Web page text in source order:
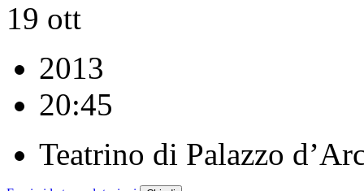
19 ott
2013
20:45
Teatrino di Palazzo